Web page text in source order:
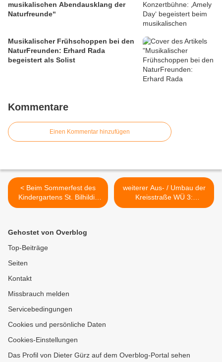
musikalischen Abendausklang der
Naturfreunde“
Musikalischer Frühschoppen bei den
NaturFreunden: Erhard Rada
begeistert als Solist
Kommentare
Einen Kommentar hinzufügen
< Beim Sommerfest des
Kindergartens St. Bilhildis
wurde ausgelassen
weiterer Aus- / Umbau der
Kreisstraße WÜ 3:
Informationsveranstaltung
Gehostet von Overblog
Top-Beiträge
Seiten
Kontakt
Missbrauch melden
Servicebedingungen
Cookies und persönliche Daten
Cookies-Einstellungen
Das Profil von Dieter Gürz auf dem Overblog-Portal sehen